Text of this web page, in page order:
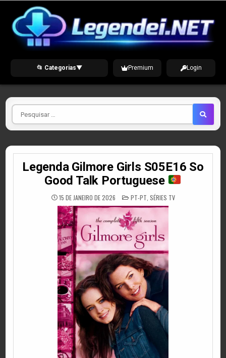
content
📂 Categorias▼ Premium Login
Pesquisar
por
Legenda Gilmore Girls S05E16 So
Good Talk Portuguese
15 DE JANEIRO DE 2026 POSTED
IN
PT-PT SÉRIES TV